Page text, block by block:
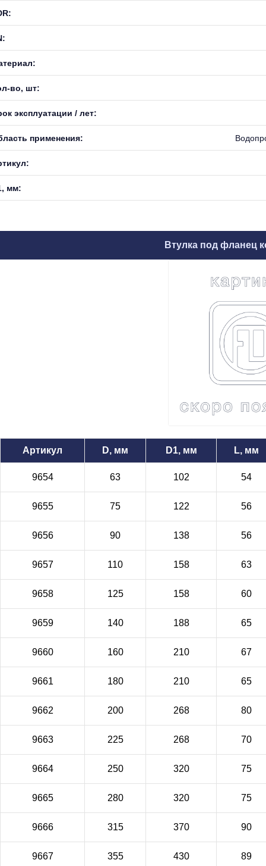
во, шт:
эксплуатации / лет:
применения:
мм:
Втулка под фланец
Артикул D, мм D1, мм L, мм
9654 63 102 54
9655 75 122 56
9656 90 138 56
9657 110 158 63
9658 125 158 60
9659 140 188 65
9660 160 210 67
9661 180 210 65
9662 200 268 80
9663 225 268 70
9664 250 320 75
9665 280 320 75
9666 315 370 90
9667 355 430 89